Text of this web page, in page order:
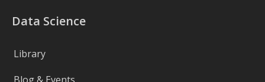
Data Science
Library